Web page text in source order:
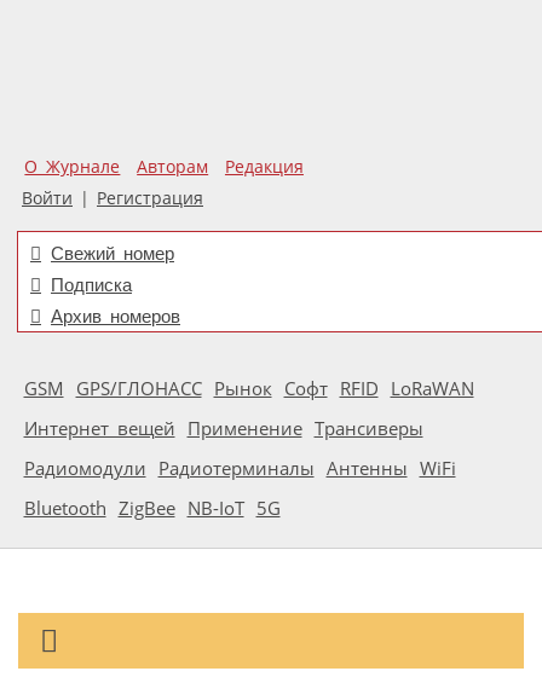
О Журнале Авторам
Редакция
Войти | Регистрация
Свежий номер
Подписка
Архив номеров
GSM GPS/ГЛОНАСС Рынок Софт RFID LoRaWAN
Интернет вещей Применение Трансиверы
Радиомодули Радиотерминалы Антенны WiFi
Bluetooth ZigBee NB-IoT 5G